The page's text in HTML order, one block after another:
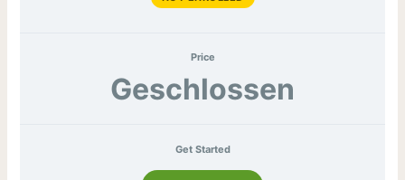
Price
Geschlossen
Get Started